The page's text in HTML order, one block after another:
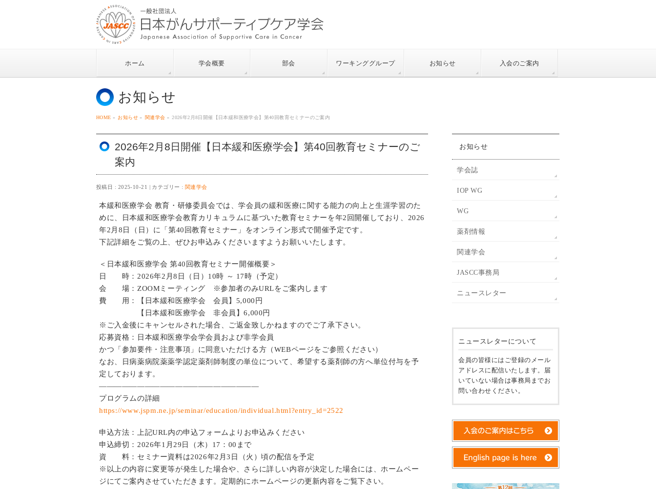
ホーム 学会概要 部会 ワーキンググループ お知らせ 入会のご案内
お知らせ
HOME » お知らせ » 関連学会 » 2026年2月8日開催【日本緩和医療学会】第40回教育セミナーのご案内
2026年2月8日開催【日本緩和医療学会】第40回教育セミナーのご
案内
投稿日 : 2025-10-21 カテゴリー : 関連学会
本緩和医療学会 教育・研修委員会では、学会員の緩和医療に関する能力の向上と生涯学習のた
めに、日本緩和医療学会教育カリキュラムに基づいた教育セミナーを年2回開催しており、2026
年2月8日（日）に「第40回教育セミナー」をオンライン形式で開催予定です。
下記詳細をご覧の上、ぜひお申込みくださいますようお願いいたします。
＜日本緩和医療学会 第40回教育セミナー開催概要＞
日 時：2026年2月8日（日）10時 ～ 17時（予定）
会 場：ZOOMミーティング ※参加者のみURLをご案内します
費 用：【日本緩和医療学会 会員】5,000円
【日本緩和医療学会 非会員】6,000円
※ご入金後にキャンセルされた場合、ご返金致しかねますのでご了承下さい。
応募資格：日本緩和医療学会学会員および非学会員
かつ「参加要件・注意事項」に同意いただける方（WEBページをご参照ください）
なお、日病薬病院薬薬学認定薬剤師制度の単位について、希望する薬剤師の方へ単位付与を予
定しております。
—————————————————————
プログラムの詳細
https://www.jspm.ne.jp/seminar/education/individual.html?entry_id=2522
申込方法：上記URL内の申込フォームよりお申込みください
申込締切：2026年1月29日（木）17：00まで
資 料：セミナー資料は2026年2月3日（火）頃の配信を予定
※以上の内容に変更等が発生した場合や、さらに詳しい内容が決定した場合には、ホームペー
ジにてご案内させていただきます。定期的にホームページの更新内容をご覧下さい。
お知らせ
学会誌
IOP WG
WG
薬剤情報
関連学会
JASCC事務局
ニュースレター
ニュースレターについて
会員の皆様にはご登録のメール
アドレスに配信いたします。届
いていない場合は事務局までお
問い合わせください。